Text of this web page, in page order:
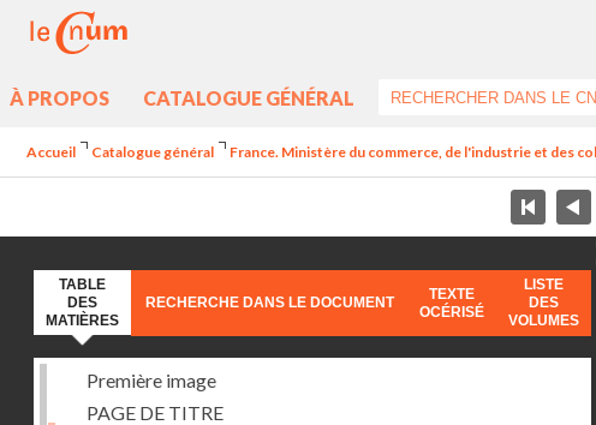
À PROPOS CATALOGUE GÉNÉRAL
Accueil Catalogue général France. Ministère du commerce, de l'industrie et des
TABLE
DES
MATIÈRES
RECHERCHE DANS LE DOCUMENT
TEXTE
OCÉRISÉ
LISTE
DES
VOLUMES
Première image
PAGE DE TITRE